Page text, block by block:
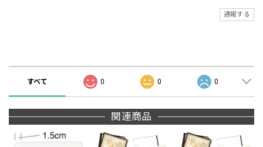
通報する
すべて 0 0 0
関連商品